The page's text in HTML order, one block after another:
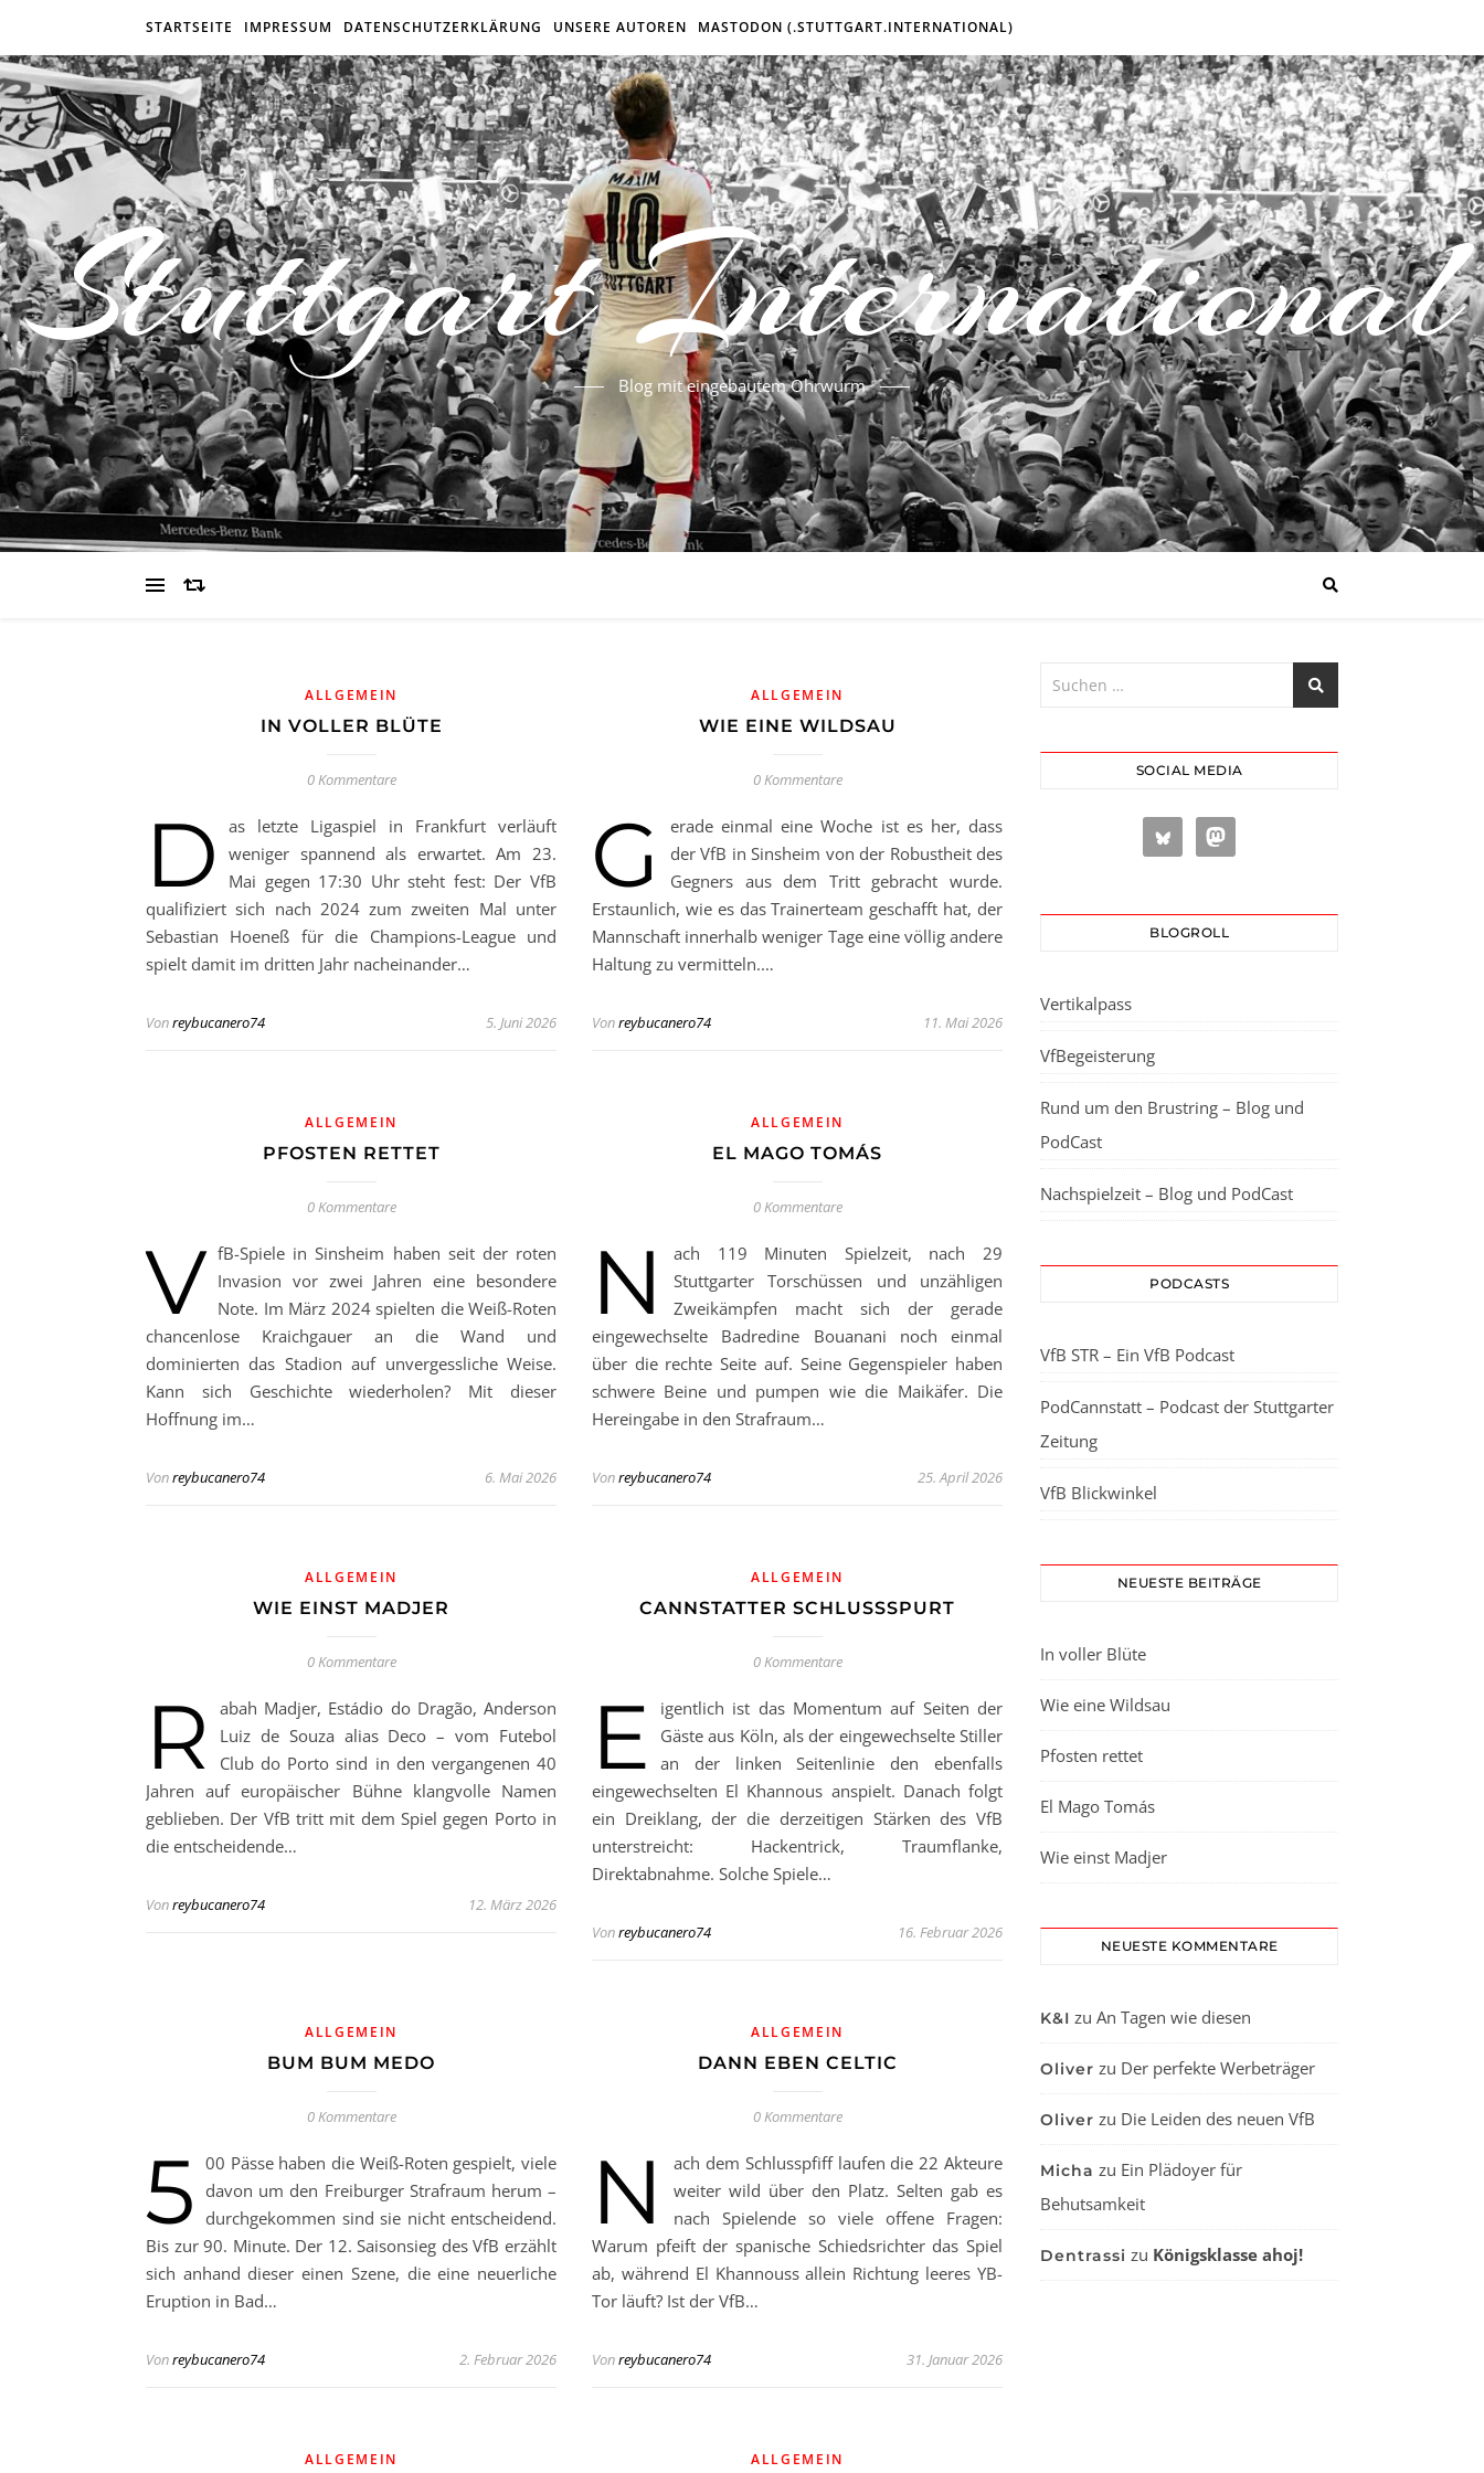
STARTSEITE IMPRESSUM DATENSCHUTZERKLÄRUNG UNSERE AUTOREN MASTODON (.STUTTGART.INTERNATIONAL)
Stuttgart International
Blog mit eingebautem Ohrwurm
ALLGEMEIN
IN VOLLER BLÜTE
0 Kommentare
D
as letzte Ligaspiel in Frankfurt verläuft
weniger spannend als erwartet. Am 23.
Mai gegen 17:30 Uhr steht fest: Der VfB
qualifiziert sich nach 2024 zum zweiten Mal unter
Sebastian Hoeneß für die Champions-League und
spielt damit im dritten Jahr nacheinander…
Vonreybucanero74 5. Juni 2026
ALLGEMEIN
WIE EINE WILDSAU
0 Kommentare
G
erade einmal eine Woche ist es her, dass
der VfB in Sinsheim von der Robustheit des
Gegners aus dem Tritt gebracht wurde.
Erstaunlich, wie es das Trainerteam geschafft hat, der
Mannschaft innerhalb weniger Tage eine völlig andere
Haltung zu vermitteln.…
Vonreybucanero74 11. Mai 2026
ALLGEMEIN
PFOSTEN RETTET
0 Kommentare
V fB-Spiele in Sinsheim haben seit der roten
Invasion vor zwei Jahren eine besondere
Note. Im März 2024 spielten die Weiß-Roten
chancenlose Kraichgauer an die Wand und
dominierten das Stadion auf unvergessliche Weise.
Kann sich Geschichte wiederholen? Mit dieser
Hoffnung im…
Vonreybucanero74 6. Mai 2026
ALLGEMEIN
EL MAGO TOMÁS
0 Kommentare
N
ach 119 Minuten Spielzeit, nach 29
Stuttgarter Torschüssen und unzähligen
Zweikämpfen macht sich der gerade
eingewechselte Badredine Bouanani noch einmal
über die rechte Seite auf. Seine Gegenspieler haben
schwere Beine und pumpen wie die Maikäfer. Die
Hereingabe in den Strafraum…
Vonreybucanero74 25. April 2026
ALLGEMEIN
WIE EINST MADJER
0 Kommentare
R
abah Madjer, Estádio do Dragão, Anderson
Luiz de Souza alias Deco – vom Futebol
Club do Porto sind in den vergangenen 40
Jahren auf europäischer Bühne klangvolle Namen
geblieben. Der VfB tritt mit dem Spiel gegen Porto in
die entscheidende…
Vonreybucanero74 12. März 2026
ALLGEMEIN
CANNSTATTER SCHLUSSSPURT
0 Kommentare
E
igentlich ist das Momentum auf Seiten der
Gäste aus Köln, als der eingewechselte Stiller
an der linken Seitenlinie den ebenfalls
eingewechselten El Khannous anspielt. Danach folgt
ein Dreiklang, der die derzeitigen Stärken des VfB
unterstreicht: Hackentrick, Traumflanke,
Direktabnahme. Solche Spiele…
Vonreybucanero74 16. Februar 2026
ALLGEMEIN
BUM BUM MEDO
0 Kommentare
5 00 Pässe haben die Weiß-Roten gespielt, viele
davon um den Freiburger Strafraum herum –
durchgekommen sind sie nicht entscheidend.
Bis zur 90. Minute. Der 12. Saisonsieg des VfB erzählt
sich anhand dieser einen Szene, die eine neuerliche
Eruption in Bad…
Vonreybucanero74 2. Februar 2026
ALLGEMEIN
DANN EBEN CELTIC
0 Kommentare
N
ach dem Schlusspfiff laufen die 22 Akteure
weiter wild über den Platz. Selten gab es
nach Spielende so viele offene Fragen:
Warum pfeift der spanische Schiedsrichter das Spiel
ab, während El Khannouss allein Richtung leeres YB-
Tor läuft? Ist der VfB…
Vonreybucanero74 31. Januar 2026
ALLGEMEIN ALLGEMEIN
SOCIAL MEDIA
BLOGROLL
Vertikalpass
VfBegeisterung
Rund um den Brustring – Blog und
PodCast
Nachspielzeit – Blog und PodCast
PODCASTS
VfB STR – Ein VfB Podcast
PodCannstatt – Podcast der Stuttgarter
Zeitung
VfB Blickwinkel
NEUESTE BEITRÄGE
In voller Blüte
Wie eine Wildsau
Pfosten rettet
El Mago Tomás
Wie einst Madjer
NEUESTE KOMMENTARE
K&I zu An Tagen wie diesen
Oliver zu Der perfekte Werbeträger
Oliver zu Die Leiden des neuen VfB
Micha zu Ein Plädoyer für
Behutsamkeit
Dentrassi zu Königsklasse ahoj!